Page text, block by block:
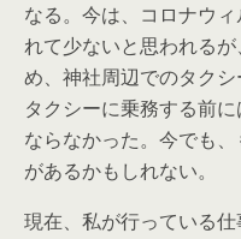
なる。今は、コロナウ
れて少ないと思われる
め、神社周辺でのタクシ
タクシーに乗務する前
ならなかった。今でも
があるかもしれない。
現在、私が行っている